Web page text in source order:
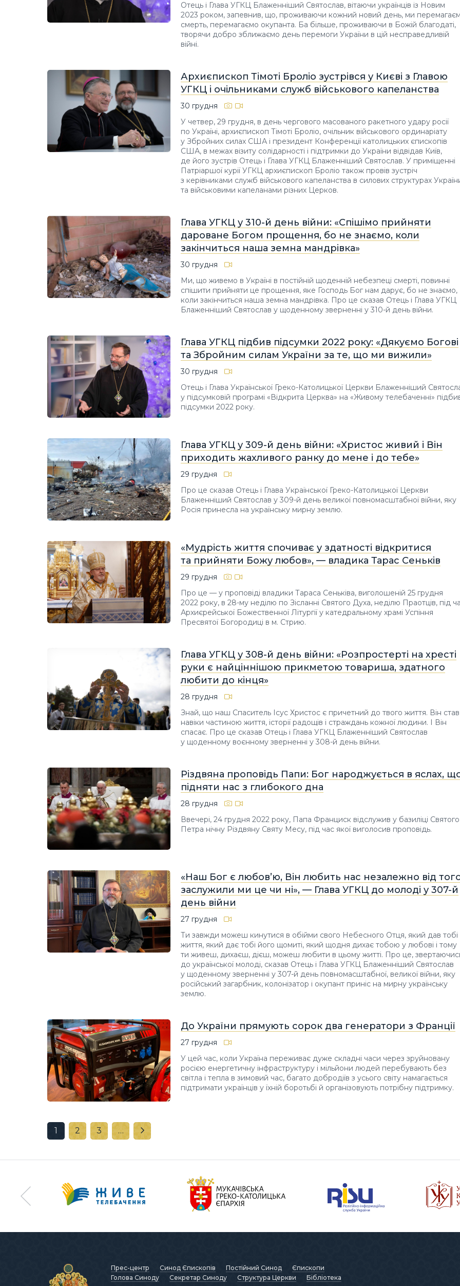
Отець і Глава УГКЦ Блаженніший Святослав, вітаючи українців із Новим
2023 роком, запевнив, що, проживаючи кожний новий день, ми
смерть, перемагаємо окупанта. Ба більше, проживаючи в Божій благодаті,
творячи добро зближаємо день перемоги України в цій несправедливій
війні.
Архиєпископ Тімоті Броліо зустрівся у Києві з Главою
УГКЦ і очільниками служб військового капеланства
30 грудня
У четвер, 29 грудня, в день чергового масованого ракетного удару росії
по Україні, архиєпископ Тімоті Броліо, очільник військового ординаріату
у Збройних силах США і президент Конференції католицьких єпископів
США, в межах візиту солідарності і підтримки до України відвідав Київ,
де його зустрів Отець і Глава УГКЦ Блаженніший Святослав. У приміщенні
Патріаршої курії УГКЦ архиєпископ Броліо також провів зустріч
з керівниками служб військового капеланства в силових структурах
та військовими капеланами різних Церков.
Глава УГКЦ у 310-й день війни: «Спішімо прийняти
дароване Богом прощення, бо не знаємо, коли
закінчиться наша земна мандрівка»
30 грудня
Ми, що живемо в Україні в постійній щоденній небезпеці смерті, повинні
спішити прийняти це прощення, яке Господь Бог нам дарує, бо не знаємо,
коли закінчиться наша земна мандрівка. Про це сказав Отець і Глава УГКЦ
Блаженніший Святослав у щоденному зверненні у 310-й день війни.
Глава УГКЦ підбив підсумки 2022 року: «Дякуємо Богові
та Збройним силам України за те, що ми вижили»
30 грудня
Отець і Глава Української Греко-Католицької Церкви Блаженніший
у підсумковій програмі «Відкрита Церква» на «Живому телебаченні»
підсумки 2022 року.
Глава УГКЦ у 309-й день війни: «Христос живий і Він
приходить жахливого ранку до мене і до тебе»
29 грудня
Про це сказав Отець і Глава Української Греко-Католицької Церкви
Блаженніший Святослав у 309-й день великої повномасштабної війни, яку
Росія принесла на українську мирну землю.
«Мудрість життя спочиває у здатності відкритися
та прийняти Божу любов», — владика Тарас Сеньків
29 грудня
Про це — у проповіді владики Тараса Сеньківа, виголошеній 25 грудня
2022 року, в 28-му неділю по Зісланні Святого Духа, неділю Праотців, під
Архиєрейської Божественної Літургії у катедральному храмі Успіння
Пресвятої Богородиці в м. Стрию.
Глава УГКЦ у 308-й день війни: «Розпростерті на хресті
руки є найціннішою прикметою товариша, здатного
любити до кінця»
28 грудня
Знай, що наш Спаситель Ісус Христос є причетний до твого життя. Він став
навіки частиною життя, історії радощів і страждань кожної людини. І Він
спасає. Про це сказав Отець і Глава УГКЦ Блаженніший Святослав
у щоденному воєнному зверненні у 308-й день війни.
Різдвяна проповідь Папи: Бог народжується в яслах,
підняти нас з глибокого дна
28 грудня
Ввечері, 24 грудня 2022 року, Папа Франциск відслужив у базиліці Святого
Петра нічну Різдвяну Святу Месу, під час якої виголосив проповідь.
«Наш Бог є любов’ю, Він любить нас незалежно від
заслужили ми це чи ні», — Глава УГКЦ до молоді у 307-й
день війни
27 грудня
Ти завжди можеш кинутися в обійми свого Небесного Отця, який дав тобі
життя, який дає тобі його щомиті, який щодня дихає тобою у любові і тому
ти живеш, дихаєш, дієш, можеш любити в цьому житті. Про це,
до української молоді, сказав Отець і Глава УГКЦ Блаженніший Святослав
у щоденному зверненні у 307-й день повномасштабної, великої війни, яку
російський загарбник, колонізатор і окупант приніс на мирну українську
землю.
До України прямують сорок два генератори з Франції
27 грудня
У цей час, коли Україна переживає дуже складні часи через зруйновану
росією енергетичну інфраструктуру і мільйони людей перебувають без
світла і тепла в зимовий час, багато добродіїв з усього світу намагається
підтримати українців у їхній боротьбі й організовують потрібну підтримку.
1 2 3 …
Прес-центр Синод Єпископів Постійний Синод
Єпископи
Голова Синоду
Секретар Синоду Структура Церкви Бібліотека